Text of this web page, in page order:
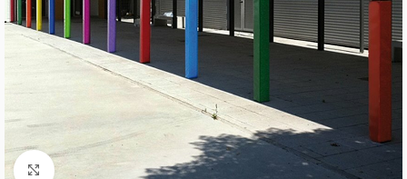
Clic para ampliar